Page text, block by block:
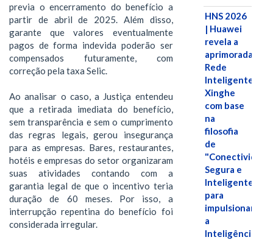
previa o encerramento do benefício a
partir de abril de 2025. Além disso,
garante que valores eventualmente
pagos de forma indevida poderão ser
compensados futuramente, com
correção pela taxa Selic.
Ao analisar o caso, a Justiça entendeu
que a retirada imediata do benefício,
sem transparência e sem o cumprimento
das regras legais, gerou insegurança
para as empresas. Bares, restaurantes,
hotéis e empresas do setor organizaram
suas atividades contando com a
garantia legal de que o incentivo teria
duração de 60 meses. Por isso, a
interrupção repentina do benefício foi
considerada irregular.
HNS 2026
| Huawei
revela a
aprimorada
Rede
Inteligente
Xinghe
com base
na
filosofia
de
"Conectividade
Segura e
Inteligente"
para
impulsionar
a
Inteligência